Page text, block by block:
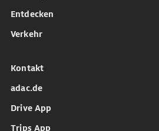
Entdecken
Verkehr
Kontakt
adac.de
Drive App
Trips App